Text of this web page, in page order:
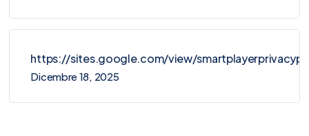
https://sites.google.com/view/
Dicembre 18, 2025